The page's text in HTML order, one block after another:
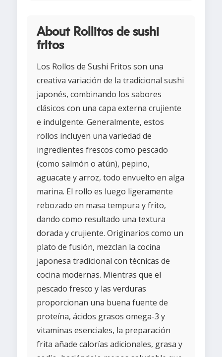
About Rollitos de sushi
fritos
Los Rollos de Sushi Fritos son una
creativa variación de la tradicional sushi
japonés, combinando los sabores
clásicos con una capa externa crujiente
e indulgente. Generalmente, estos
rollos incluyen una variedad de
ingredientes frescos como pescado
(como salmón o atún), pepino,
aguacate y arroz, todo envuelto en alga
marina. El rollo es luego ligeramente
rebozado en masa tempura y frito,
dando como resultado una textura
dorada y crujiente. Originarios como un
plato de fusión, mezclan la cocina
japonesa tradicional con técnicas de
cocina modernas. Mientras que el
pescado fresco y las verduras
proporcionan una buena fuente de
proteína, ácidos grasos omega-3 y
vitaminas esenciales, la preparación
frita añade calorías adicionales, grasa y